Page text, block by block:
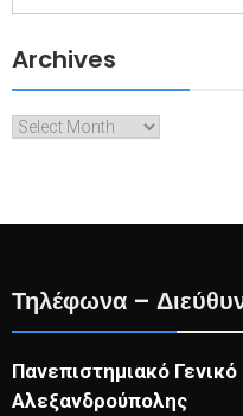
Archives
Archives
Τηλέφωνα –
Πανεπιστημιακό
Αλεξανδρούπολης